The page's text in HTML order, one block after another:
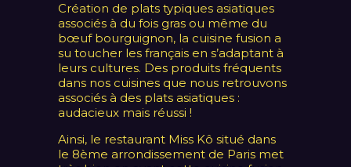
Création de plats typiques asiatiques
associés à du fois gras ou même du
bœuf bourguignon, la cuisine fusion a
su toucher les français en s’adaptant à
leurs cultures. Des produits fréquents
dans nos cuisines que nous retrouvons
associés à des plats asiatiques :
audacieux mais réussi !
Ainsi, le restaurant Miss Kô situé dans
le 8ème arrondissement de Paris met